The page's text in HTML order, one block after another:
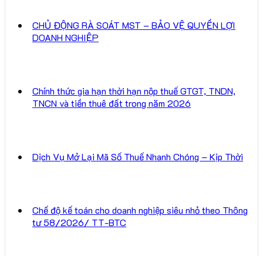
CHỦ ĐỘNG RÀ SOÁT MST – BẢO VỆ QUYỀN LỢI
DOANH NGHIỆP
Chính thức gia hạn thời hạn nộp thuế GTGT, TNDN,
TNCN và tiền thuê đất trong năm 2026
Dịch Vụ Mở Lại Mã Số Thuế Nhanh Chóng – Kịp Thời
Chế độ kế toán cho doanh nghiệp siêu nhỏ theo Thông
tư 58/2026/ TT-BTC